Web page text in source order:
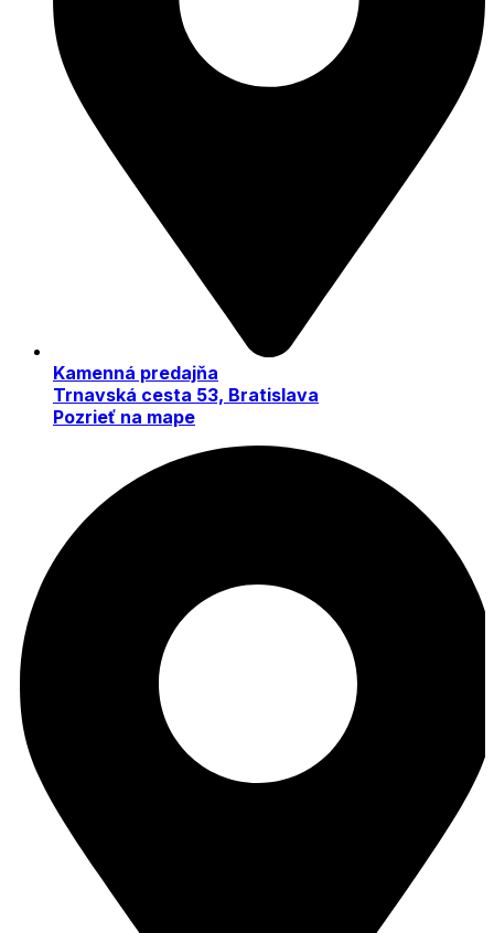
Kamenná predajňa
Trnavská cesta 53, Bratislava
Pozrieť na mape